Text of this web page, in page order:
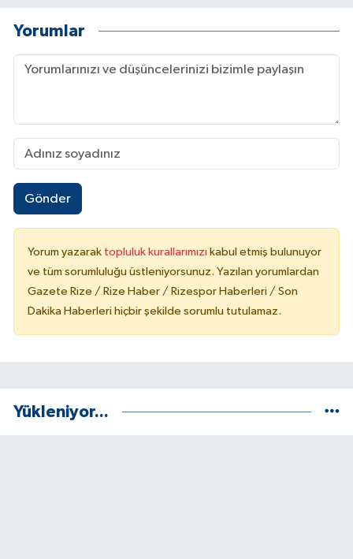
Yorumlar
Gönder
Yorum yazarak topluluk kurallarımızı kabul etmiş bulunuyor
ve tüm sorumluluğu üstleniyorsunuz. Yazılan yorumlardan
Gazete Rize / Rize Haber / Rizespor Haberleri / Son
Dakika Haberleri hiçbir şekilde sorumlu tutulamaz.
Yükleniyor...